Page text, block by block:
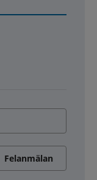
Felanmälan